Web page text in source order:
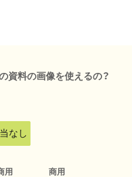
資料の画像を使えるの？
なし
用 商用